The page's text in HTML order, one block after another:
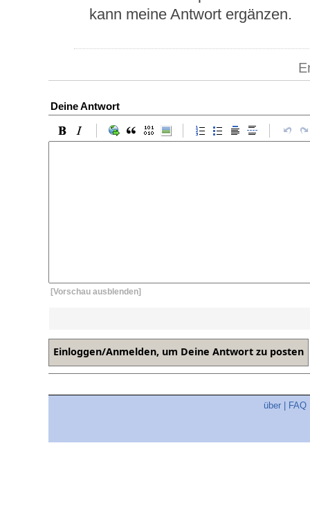
kann meine Antwort ergänzen.
Deine Antwort
[Vorschau ausblenden]
über FAQ